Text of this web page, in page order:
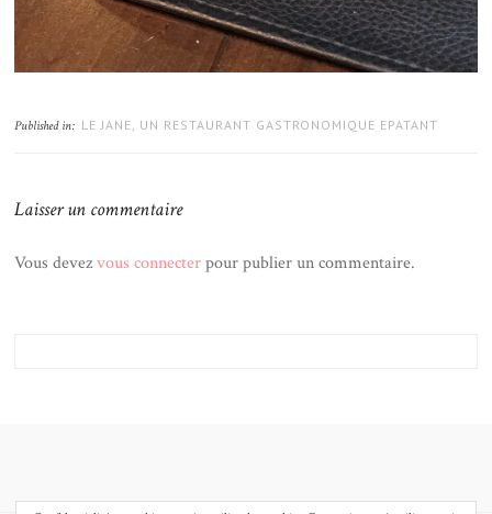
Published in: LE JANE, UN RESTAURANT GASTRONOMIQUE EPATANT
Laisser un commentaire
Vous devezvous connecterpour publier un commentaire.